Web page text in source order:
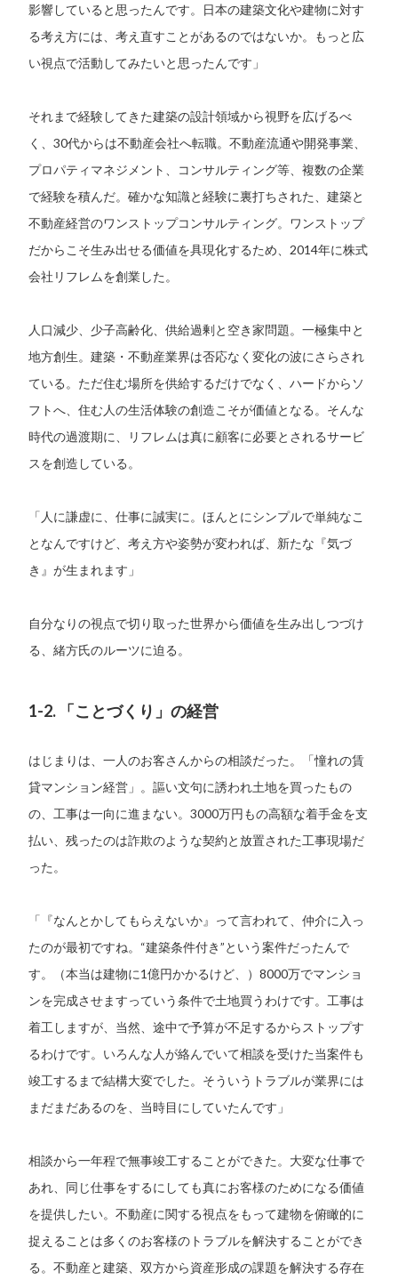
影響していると思ったんです。日本の建築文化や建物に対す
る考え方には、考え直すことがあるのではないか。もっと広
い視点で活動してみたいと思ったんです」
それまで経験してきた建築の設計領域から視野を広げるべ
く、30代からは不動産会社へ転職。不動産流通や開発事業、
プロパティマネジメント、コンサルティング等、複数の企業
で経験を積んだ。確かな知識と経験に裏打ちされた、建築と
不動産経営のワンストップコンサルティング。ワンストップ
だからこそ生み出せる価値を具現化するため、2014年に株式
会社リフレムを創業した。
人口減少、少子高齢化、供給過剰と空き家問題。一極集中と
地方創生。建築・不動産業界は否応なく変化の波にさらされ
ている。ただ住む場所を供給するだけでなく、ハードからソ
フトへ、住む人の生活体験の創造こそが価値となる。そんな
時代の過渡期に、リフレムは真に顧客に必要とされるサービ
スを創造している。
「人に謙虚に、仕事に誠実に。ほんとにシンプルで単純なこ
となんですけど、考え方や姿勢が変われば、新たな『気づ
き』が生まれます」
自分なりの視点で切り取った世界から価値を生み出しつづけ
る、緒方氏のルーツに迫る。
1-2. 「ことづくり」の経営
はじまりは、一人のお客さんからの相談だった。「憧れの賃
貸マンション経営」。謳い文句に誘われ土地を買ったもの
の、工事は一向に進まない。3000万円もの高額な着手金を支
払い、残ったのは詐欺のような契約と放置された工事現場だ
った。
「『なんとかしてもらえないか』って言われて、仲介に入っ
たのが最初ですね。“建築条件付き”という案件だったんで
す。（本当は建物に1億円かかるけど、）8000万でマンショ
ンを完成させますっていう条件で土地買うわけです。工事は
着工しますが、当然、途中で予算が不足するからストップす
るわけです。いろんな人が絡んでいて相談を受けた当案件も
竣工するまで結構大変でした。そういうトラブルが業界には
まだまだあるのを、当時目にしていたんです」
相談から一年程で無事竣工することができた。大変な仕事で
あれ、同じ仕事をするにしても真にお客様のためになる価値
を提供したい。不動産に関する視点をもって建物を俯瞰的に
捉えることは多くのお客様のトラブルを解決することができ
る。不動産と建築、双方から資産形成の課題を解決する存在